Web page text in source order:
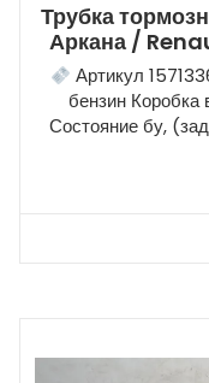
Трубка
Аркана /
Артикул
бензин Коробка
Состояние бу,